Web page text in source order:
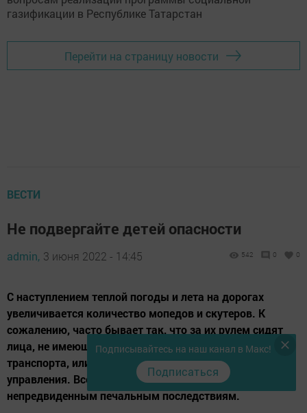
Перейти на страницу новости
ВЕСТИ
Не подвергайте детей опасности
admin, 3 июня 2022 - 14:45 542 0 0
С наступлением теплой погоды и лета на дорогах
увеличивается количество мопедов и скутеров. К
сожалению, часто бывает так, что за их рулем сидят
лица, не имеющие права управления данным видом
транспорта, или лица, не достигшие возраста для
управления. Все это может привести к
непредвиденным печальным последствиям.
Подписывайтесь на наш канал в Макс!
Подписаться